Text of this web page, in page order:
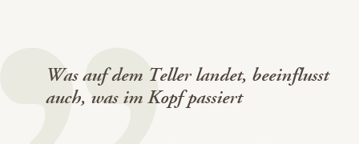
Was auf dem Teller landet, beeinflusst
auch, was im Kopf passiert